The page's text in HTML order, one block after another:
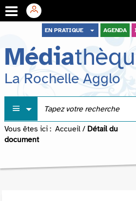
menu
contenu
recherche
EN PRATIQUE AGENDA
Média
La Rochelle Agglo
Vous êtes ici : Accueil / Détail du
document